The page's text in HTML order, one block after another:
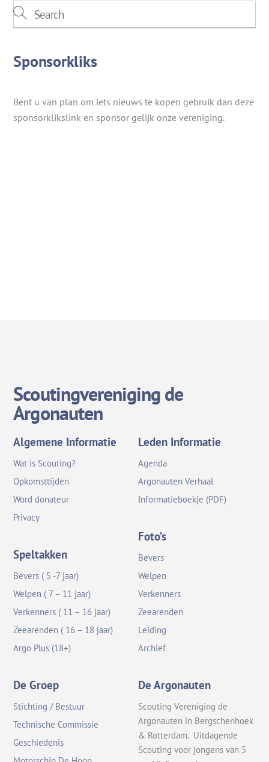
Sponsorkliks
Bent u van plan om iets nieuws te kopen gebruik dan deze
sponsorklikslink en sponsor gelijk onze vereniging.
Scoutingvereniging de
Argonauten
Algemene Informatie
Wat is Scouting?
Opkomsttijden
Word donateur
Privacy
Speltakken
Bevers ( 5 -7 jaar)
Welpen ( 7 – 11 jaar)
Verkenners ( 11 – 16 jaar)
Zeearenden ( 16 – 18 jaar)
Argo Plus (18+)
Leden Informatie
Agenda
Argonauten Verhaal
Informatieboekje (PDF)
Foto’s
Bevers
Welpen
Verkenners
Zeearenden
Leiding
Archief
De Groep
Stichting / Bestuur
Technische Commissie
Geschiedenis
De Argonauten
Scouting Vereniging de
Argonauten in Bergschenhoek
& Rotterdam. Uitdagende
Scouting voor jongens van 5